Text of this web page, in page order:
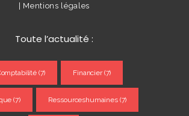
| Mentions légales
Toute l’actualité :
(7) Financier(7)
(7) Ressourceshumaines(7)